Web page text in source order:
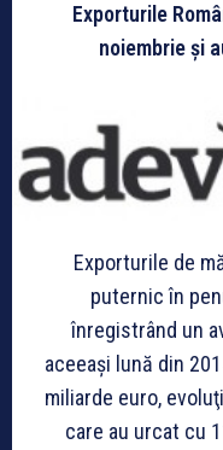
Exporturile
noiembrie şi
Exporturile de
puternic în
înregistrând un
aceeaşi lună din
miliarde euro,
care au urcat cu